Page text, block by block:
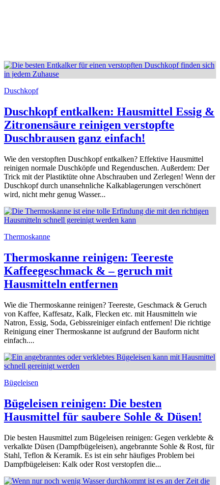
Duschkopf
Duschkopf entkalken: Hausmittel Essig &
Zitronensäure reinigen verstopfte
Duschbrausen ganz einfach!
Wie den verstopften Duschkopf entkalken? Effektive Hausmittel
reinigen normale Duschköpfe und Regenduschen. Außerdem: Der
Trick mit der Plastiktüte ohne Abschrauben und Zerlegen! Wenn der
Duschkopf durch unansehnliche Kalkablagerungen verschönert
wird, nicht mehr genug Wasser...
Thermoskanne
Thermoskanne reinigen: Teereste
Kaffeegeschmack & – geruch mit
Hausmitteln entfernen
Wie die Thermoskanne reinigen? Teereste, Geschmack & Geruch
von Kaffee, Kaffesatz, Kalk, Flecken etc. mit Hausmitteln wie
Natron, Essig, Soda, Gebissreiniger einfach entfernen! Die richtige
Reinigung einer Thermoskanne ist aufgrund der Bauform nicht
einfach....
Bügeleisen
Bügeleisen reinigen: Die besten
Hausmittel für saubere Sohle & Düsen!
Die besten Hausmittel zum Bügeleisen reinigen: Gegen verklebte &
verkalkte Düsen (Dampfbügeleisen), angebrannte Sohle & Rost, für
Stahl, Teflon & Keramik. Es ist ein sehr häufiges Problem bei
Dampfbügeleisen: Kalk oder Rost verstopfen die...